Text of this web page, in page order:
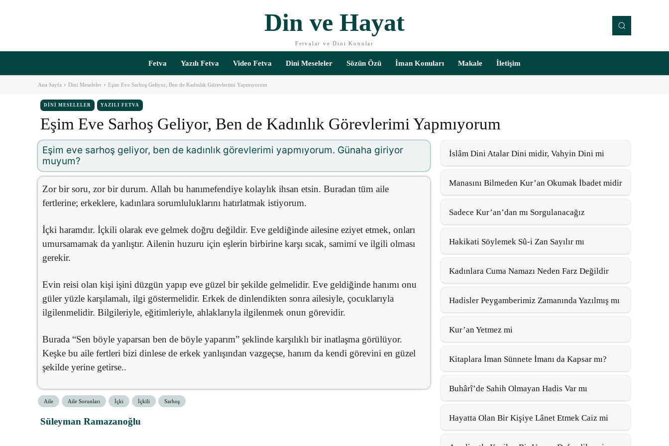
Din ve Hayat
Fetvalar ve Dini Konular
Fetva Yazılı Fetva Video Fetva Dini Meseleler Sözün Özü İman Konuları Makale İletişim
Ana Sayfa Dini Meseleler Eşim Eve Sarhoş Geliyor, Ben de Kadınlık Görevlerimi Yapmıyorum
DINI MESELELER YAZILI FETVA
Eşim Eve Sarhoş Geliyor, Ben de Kadınlık Görevlerimi Yapmıyorum
Eşim eve sarhoş geliyor, ben de kadınlık görevlerimi yapmıyorum. Günaha giriyor
muyum?
Zor bir soru, zor bir durum. Allah bu hanımefendiye kolaylık ihsan etsin. Buradan tüm aile
fertlerine; erkeklere, kadınlara sorumluluklarını hatırlatmak istiyorum.
İçki haramdır. İçkili olarak eve gelmek doğru değildir. Eve geldiğinde ailesine eziyet etmek, onları
umursamamak da yanlıştır. Ailenin huzuru için eşlerin birbirine karşı sıcak, samimi ve ilgili olması
gerekir.
Evin reisi olan kişi işini düzgün yapıp eve güzel bir şekilde gelmelidir. Eve geldiğinde hanımı onu
güler yüzle karşılamalı, ilgi göstermelidir. Erkek de dinlendikten sonra ailesiyle, çocuklarıyla
ilgilenmelidir. Bilgileriyle, eğitimleriyle, ahlaklarıyla ilgilenmek onun görevidir.
Burada “Sen böyle yaparsan ben de böyle yaparım” şeklinde karşılıklı bir inatlaşma görülüyor.
Keşke bu aile fertleri bizi dinlese de erkek yanlışından vazgeçse, hanım da kendi görevini en güzel
şekilde yerine getirse..
Aile Aile Sorunları İçki İçkili Sarhoş
Süleyman Ramazanoğlu
İslâm Dini Atalar Dini midir, Vahyin Dini mi
Manasını Bilmeden Kur’an Okumak İbadet midir
Sadece Kur’an’dan mı Sorgulanacağız
Hakikati Söylemek Sû-i Zan Sayılır mı
Kadınlara Cuma Namazı Neden Farz Değildir
Hadisler Peygamberimiz Zamanında Yazılmış mı
Kur’an Yetmez mi
Kitaplara İman Sünnete İmanı da Kapsar mı?
Buhârî’de Sahih Olmayan Hadis Var mı
Hayatta Olan Bir Kişiye Lânet Etmek Caiz mi